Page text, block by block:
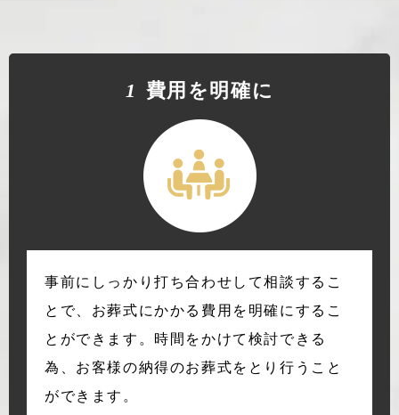
1 費⽤を明確に
事前にしっかり打ち合わせして相談するこ
とで、お葬式にかかる費用を明確にするこ
とができます。時間をかけて検討できる
為、お客様の納得のお葬式をとり行うこと
ができます。